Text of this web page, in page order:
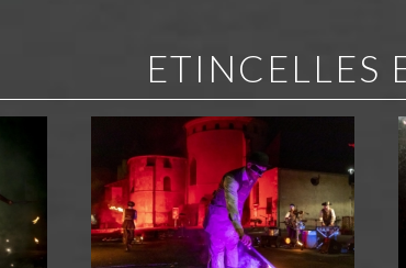
ETINCELLES